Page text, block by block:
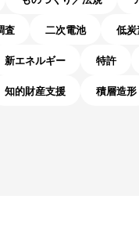
査 二次電池 低炭
新エネルギー 特許
知的財産支援 積層造形